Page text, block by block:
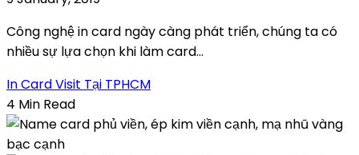
Công nghệ in card ngày càng phát triển, chúng ta có
nhiều sự lựa chọn khi làm card...
In Card Visit Tại TPHCM
4 Min Read